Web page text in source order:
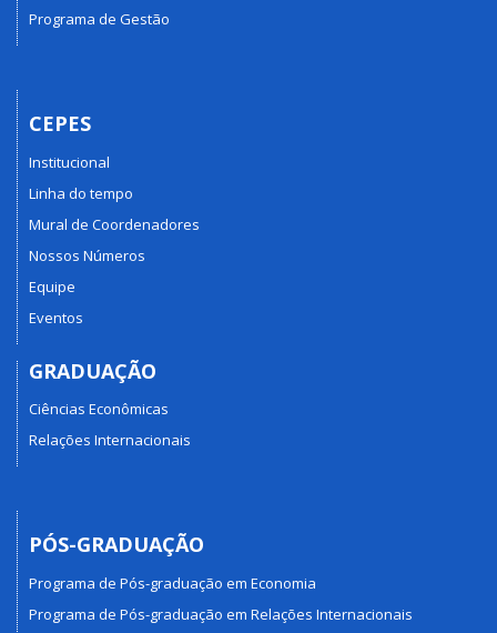
Programa de Gestão
CEPES
Institucional
Linha do tempo
Mural de Coordenadores
Nossos Números
Equipe
Eventos
GRADUAÇÃO
Ciências Econômicas
Relações Internacionais
PÓS-GRADUAÇÃO
Programa de Pós-graduação em Economia
Programa de Pós-graduação em Relações Internacionais